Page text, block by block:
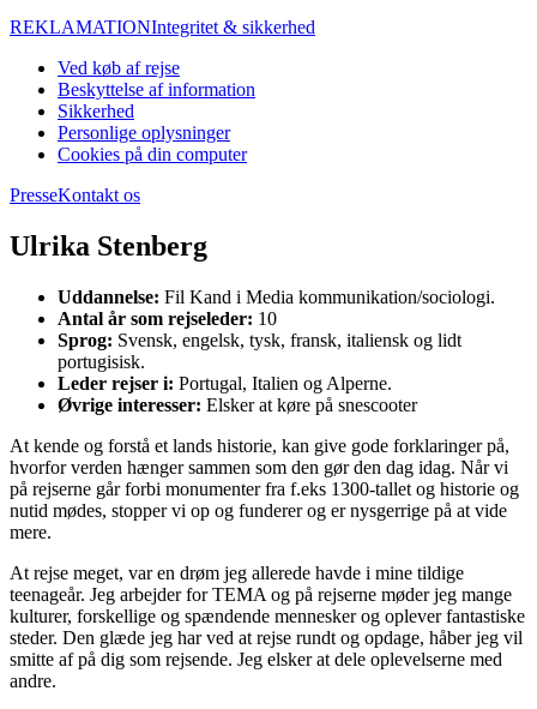
REKLAMATIONIntegritet & sikkerhed
Ved køb af rejse
Beskyttelse af information
Sikkerhed
Personlige oplysninger
Cookies på din computer
PresseKontakt os
Ulrika Stenberg
Uddannelse: Fil Kand i Media kommunikation/sociologi.
Antal år som rejseleder: 10
Sprog: Svensk, engelsk, tysk, fransk, italiensk og lidt
portugisisk.
Leder rejser i: Portugal, Italien og Alperne.
Øvrige interesser: Elsker at køre på snescooter
At kende og forstå et lands historie, kan give gode forklaringer på,
hvorfor verden hænger sammen som den gør den dag idag. Når vi
på rejserne går forbi monumenter fra f.eks 1300-tallet og historie og
nutid mødes, stopper vi op og funderer og er nysgerrige på at vide
mere.
At rejse meget, var en drøm jeg allerede havde i mine tildige
teenageår. Jeg arbejder for TEMA og på rejserne møder jeg mange
kulturer, forskellige og spændende mennesker og oplever fantastiske
steder. Den glæde jeg har ved at rejse rundt og opdage, håber jeg vil
smitte af på dig som rejsende. Jeg elsker at dele oplevelserne med
andre.